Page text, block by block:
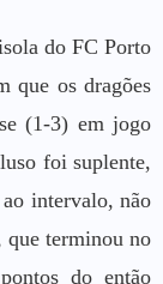
do FC Porto
que os dragões
(1-3) em jogo
foi suplente,
intervalo, não
que terminou no
do então